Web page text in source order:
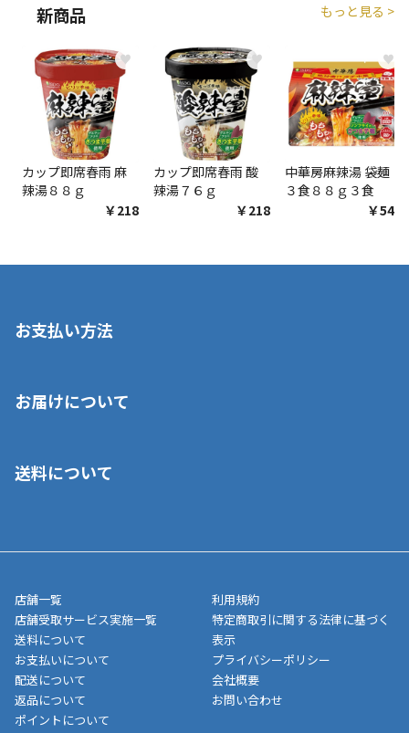
商品購入個数ごとに送料がかかる商品です
新商品 もっと見る >
♥
カップ即席春雨 麻
辣湯８８ｇ
￥218
♥
カップ即席春雨 酸
辣湯７６ｇ
￥218
♥
中華房麻辣湯 袋麺
３食８８ｇ３食
￥548
お支払い方法
いいただくことはできません。ご了承ください。
■代金引換(代引)※手数料がかかります
■商品によっては一部決済方法が使用できない場合がございま
す。
お届けについて
ご注文が確認出来次第、1～4営業日に発送いたします。「お取り
業日にてお引渡しとなります。(離島などの場合、例外もあります)
メーカー直送品など一部商品については、その他商品との購入に
制限がかかる場合がございます。また発送日についても、通常と
異なる場合がございます。対象商品の説明ページをご確認くださ
い。
■店舗受取をご選択いただいた場合
ご注文が確認出来次第、お受取される店舗在庫を使用してご準備
をさせていただきます。店舗に在庫がない場合は店舗よりお取り
送料について
店舗一覧
店舗受取サービス実施一覧
送料について
お支払いについて
配送について
返品について
ポイントについて
利用規約
特定商取引に関する法律に基づく
表示
プライバシーポリシー
会社概要
お問い合わせ